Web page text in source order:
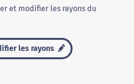
et modifier les rayons du
les rayons